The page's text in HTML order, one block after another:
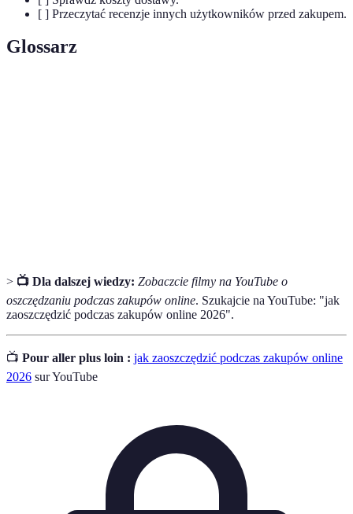
[ ] Przeczytać recenzje innych użytkowników przed zakupem.
Glossarz
> 📺 Dla dalszej wiedzy: Zobaczcie filmy na YouTube o
oszczędzaniu podczas zakupów online. Szukajcie na YouTube: "jak
zaoszczędzić podczas zakupów online 2026".
📺 Pour aller plus loin : jak zaoszczędzić podczas zakupów online
2026 sur YouTube